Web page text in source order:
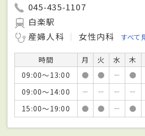
045-435-1107
白楽駅
産婦人科
女性内科 すべて
時間 月 火 水 木
09:00～13:00
● ● － ●
09:00～14:00
－ － － －
15:00～19:00
● ● － ●